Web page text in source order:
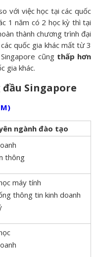
với việc học tại các quốc
1 năm có 2 học kỳ thì tại
thành chương trình đại
quốc gia khác mất từ 3
cũng thấp hơn
gia khác.
Singapore
ngành đào tạo
thông
máy tính
thông tin kinh doanh